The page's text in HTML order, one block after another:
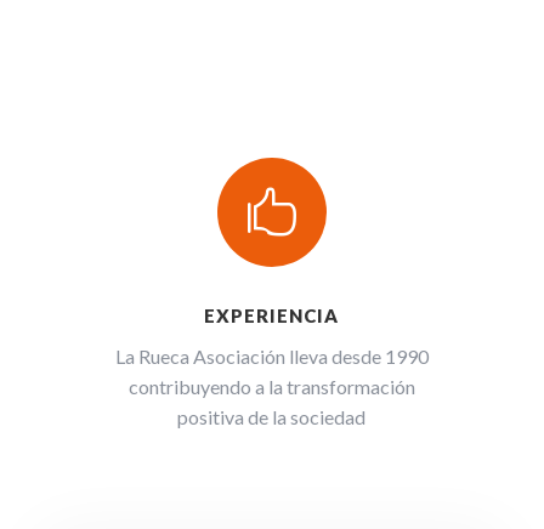

EXPERIENCIA
La Rueca Asociación lleva desde 1990
contribuyendo a la transformación
positiva de la sociedad